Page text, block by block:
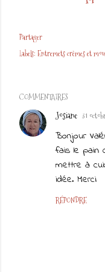
Partager
Labels: Entremets crèmes et
COMMENTAIRES
Josiane 31
Bonjour
fais le pain
mettre à
idée. Merci
RÉPONDRE